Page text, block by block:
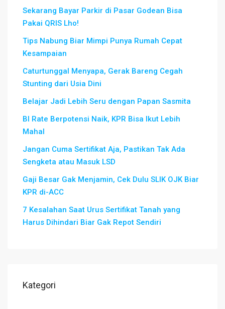
Sekarang Bayar Parkir di Pasar Godean Bisa
Pakai QRIS Lho!
Tips Nabung Biar Mimpi Punya Rumah Cepat
Kesampaian
Caturtunggal Menyapa, Gerak Bareng Cegah
Stunting dari Usia Dini
Belajar Jadi Lebih Seru dengan Papan Sasmita
BI Rate Berpotensi Naik, KPR Bisa Ikut Lebih
Mahal
Jangan Cuma Sertifikat Aja, Pastikan Tak Ada
Sengketa atau Masuk LSD
Gaji Besar Gak Menjamin, Cek Dulu SLIK OJK Biar
KPR di-ACC
7 Kesalahan Saat Urus Sertifikat Tanah yang
Harus Dihindari Biar Gak Repot Sendiri
Kategori